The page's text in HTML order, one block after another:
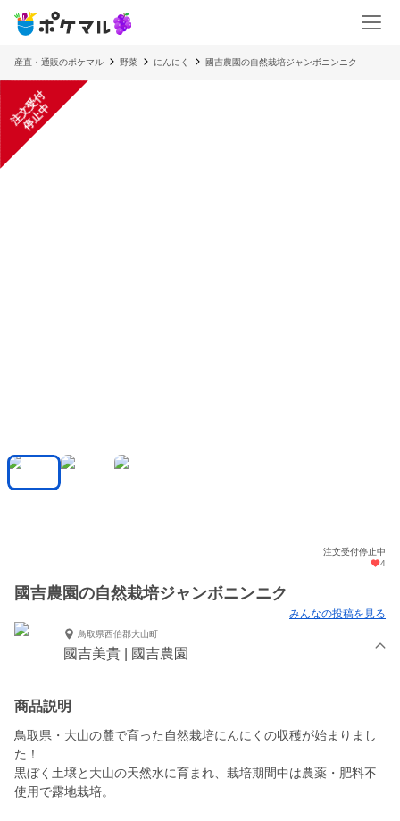
産直・通販のポケマル 野菜 にんにく 國吉農園の自然栽培ジャンボニンニク
注
文
受
付
停
止
中
注文受付停止中
4
國吉農園の自然栽培ジャンボニンニク
みんなの投稿を見る
鳥取県西伯郡大山町
國吉美貴 | 國吉農園
商品説明
鳥取県・大山の麓で育った自然栽培にんにくの収穫が始まりまし
た！
黒ぼく土壌と大山の天然水に育まれ、栽培期間中は農薬・肥料不
使用で露地栽培。